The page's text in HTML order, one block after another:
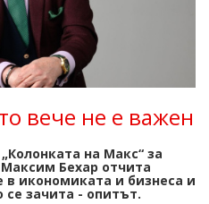
вече не е важен
на Макс“ за
Максим Бехар отчита
икономиката и бизнеса и
се зачита - опитът.